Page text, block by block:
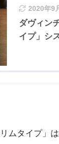
2020年9
ダヴィン
イプ」シ
ムタイプ」